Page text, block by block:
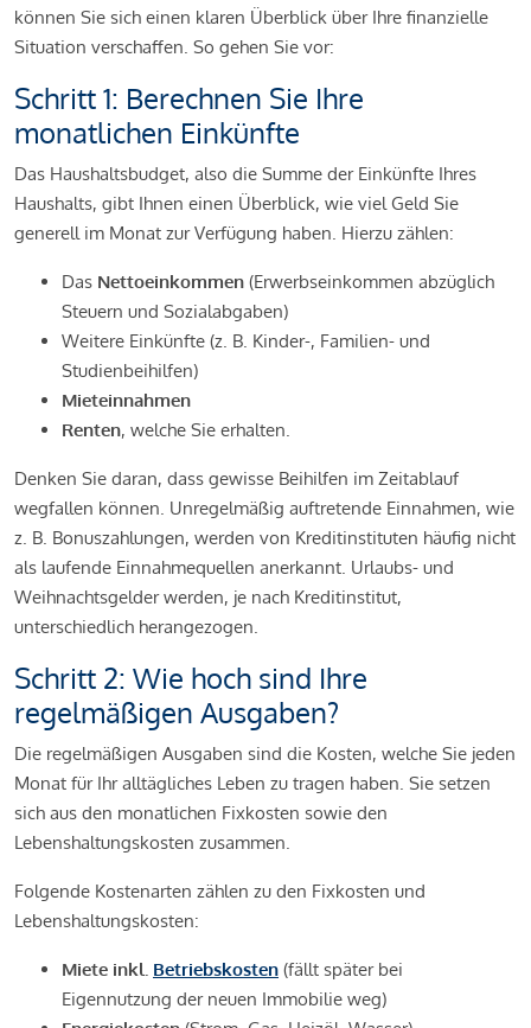
können Sie sich einen klaren Überblick über Ihre finanzielle
Situation verschaffen. So gehen Sie vor:
Schritt 1: Berechnen Sie Ihre
monatlichen Einkünfte
Das Haushaltsbudget, also die Summe der Einkünfte Ihres
Haushalts, gibt Ihnen einen Überblick, wie viel Geld Sie
generell im Monat zur Verfügung haben. Hierzu zählen:
Das Nettoeinkommen (Erwerbseinkommen abzüglich
Steuern und Sozialabgaben)
Weitere Einkünfte (z. B. Kinder-, Familien- und
Studienbeihilfen)
Mieteinnahmen
Renten, welche Sie erhalten.
Denken Sie daran, dass gewisse Beihilfen im Zeitablauf
wegfallen können. Unregelmäßig auftretende Einnahmen, wie
z. B. Bonuszahlungen, werden von Kreditinstituten häufig nicht
als laufende Einnahmequellen anerkannt. Urlaubs- und
Weihnachtsgelder werden, je nach Kreditinstitut,
unterschiedlich herangezogen.
Schritt 2: Wie hoch sind Ihre
regelmäßigen Ausgaben?
Die regelmäßigen Ausgaben sind die Kosten, welche Sie jeden
Monat für Ihr alltägliches Leben zu tragen haben. Sie setzen
sich aus den monatlichen Fixkosten sowie den
Lebenshaltungskosten zusammen.
Folgende Kostenarten zählen zu den Fixkosten und
Lebenshaltungskosten:
Miete inkl. Betriebskosten (fällt später bei
Eigennutzung der neuen Immobilie weg)